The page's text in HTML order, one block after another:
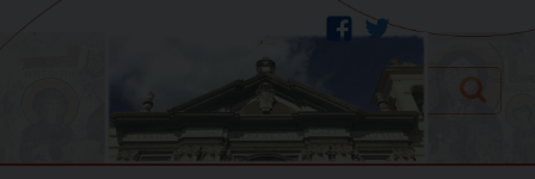
twitter
facebook
Search